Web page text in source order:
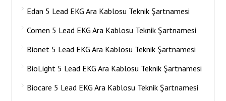
Edan 5 Lead EKG Ara Kablosu Teknik Şartnamesi
Comen 5 Lead EKG Ara Kablosu Teknik Şartnamesi
Bionet 5 Lead EKG Ara Kablosu Teknik Şartnamesi
BioLight 5 Lead EKG Ara Kablosu Teknik Şartnamesi
Biocare 5 Lead EKG Ara Kablosu Teknik Şartnamesi